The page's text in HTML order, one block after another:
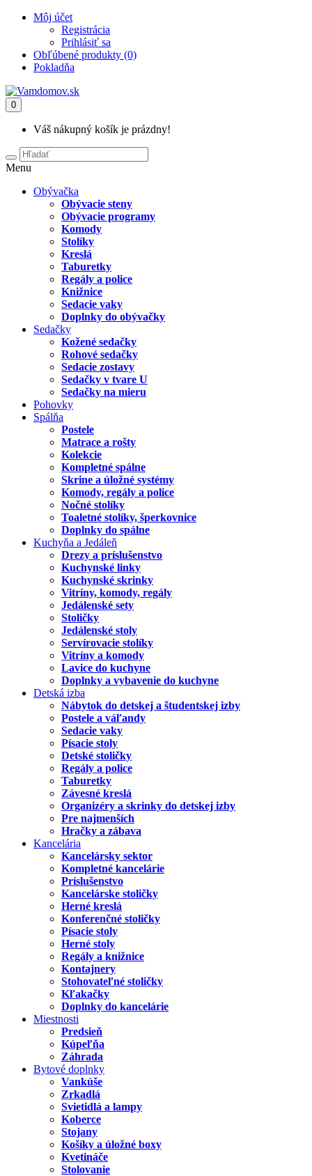
Môj účet
Registrácia
Prihlásiť sa
Obľúbené produkty (0)
Pokladňa
0
Váš nákupný košík je prázdny!
Menu
Obývačka
Obývacie steny
Obývacie programy
Komody
Stolíky
Kreslá
Taburetky
Regály a police
Knižnice
Sedacie vaky
Doplnky do obývačky
Sedačky
Kožené sedačky
Rohové sedačky
Sedacie zostavy
Sedačky v tvare U
Sedačky na mieru
Pohovky
Spálňa
Postele
Matrace a rošty
Kolekcie
Kompletné spálne
Skrine a úložné systémy
Komody, regály a police
Nočné stolíky
Toaletné stolíky, šperkovnice
Doplnky do spálne
Kuchyňa a Jedáleň
Drezy a príslušenstvo
Kuchynské linky
Kuchynské skrinky
Vitríny, komody, regály
Jedálenské sety
Stoličky
Jedálenské stoly
Servírovacie stolíky
Vitríny a komody
Lavice do kuchyne
Doplnky a vybavenie do kuchyne
Detská izba
Nábytok do detskej a študentskej izby
Postele a váľandy
Sedacie vaky
Písacie stoly
Detské stoličky
Regály a police
Taburetky
Závesné kreslá
Organizéry a skrinky do detskej izby
Pre najmenších
Hračky a zábava
Kancelária
Kancelársky sektor
Kompletné kancelárie
Príslušenstvo
Kancelárske stoličky
Herné kreslá
Konferenčné stoličky
Písacie stoly
Herné stoly
Regály a knižnice
Kontajnery
Stohovateľné stoličky
Kľakačky
Doplnky do kancelárie
Miestnosti
Predsieň
Kúpeľňa
Záhrada
Bytové doplnky
Vankúše
Zrkadlá
Svietidlá a lampy
Koberce
Stojany
Košíky a úložné boxy
Kvetináče
Stolovanie